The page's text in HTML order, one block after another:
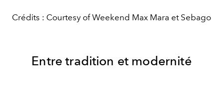
Crédits : Courtesy of Weekend Max Mara et Sebago
Entre tradition et modernité